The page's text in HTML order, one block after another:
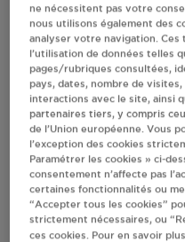
RECEVOIR LES
En cliquant sur « S’y rendre
d’informations (dont mon
par Google Maps afin
ne nécessitent pas votre
nous utilisons également des
analyser votre navigation.
l’utilisation de données telles
pages/rubriques consultées,
pays, dates, nombre de
interactions avec le site, ainsi
partenaires tiers, y compris
de l’Union européenne. Vous
l’exception des cookies
Paramétrer les cookies » ci-
consentement n’affecte pas
certaines fonctionnalités ou
“Accepter tous les cookies”
strictement nécessaires, ou
ces cookies. Pour en savoir